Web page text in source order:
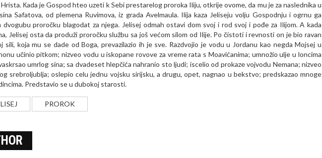
Кada je Gospod hteo uzeti k Sebi prestarelog proroka Iliju, otkrije ovome, da mu je za naslednika u
Safatova, od plemena Ruvimova, iz grada Avelmaula. Ilija kaza Jeliseju volju Gospodnju i ogrnu ga
proročku blagodat za njega. Jelisej odmah ostavi dom svoj i rod svoj i pođe za Ilijom. A kada
Jelisej osta da produži proročku službu sa još većom silom od Ilije. Po čistoti i revnosti on je bio ravan
sili, koja mu se dade od Boga, prevazilazio ih je sve. Razdvojio je vodu u Jordanu kao negda Mojsej u
učinio pitkom; nizveo vodu u iskopane rovove za vreme rata s Moavićanima; umnožio ulje u loncima
umrlog sina; sa dvadeset hlepčića nahranio sto ljudi; iscelio od prokaze vojvodu Nemana; nizveo
srebroljublja; oslepio celu jednu vojsku sirijsku, a drugu, opet, nagnao u bekstvo; predskazao mnoge
Predstavio se u dubokoj starosti.
PROROK